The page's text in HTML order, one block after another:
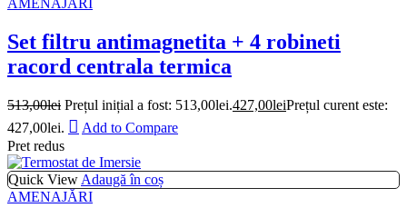
AMENAJĂRI
Set filtru antimagnetita + 4 robineti
racord centrala termica
513,00lei Prețul inițial a fost: 513,00lei.427,00leiPrețul curent este:
427,00lei.
Add to Compare
Pret redus
Quick View Adaugă în coș
AMENAJĂRI